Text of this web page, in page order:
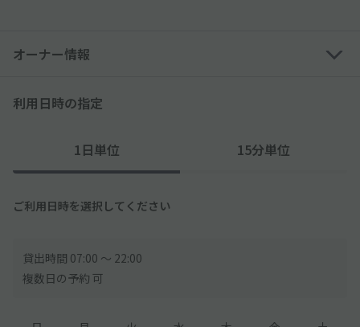
用できない可能性あり
可能性あり
認の上、利用時間内での入出庫をお願いいたします。
※利用時間外でのご利用は出来ません。
時間外利用料金をお支払いください。
月～土 300円(税込)/20分 (営業時間内最大 2,700円(税込))
日・祝 200円(税込)/60分 (営業時間内最大 800円(税込))
オーナー情報
利用日時の指定
1日単位 15分単位
ご利用日時を選択してください
貸出時間 07:00 〜 22:00
複数日の予約 可